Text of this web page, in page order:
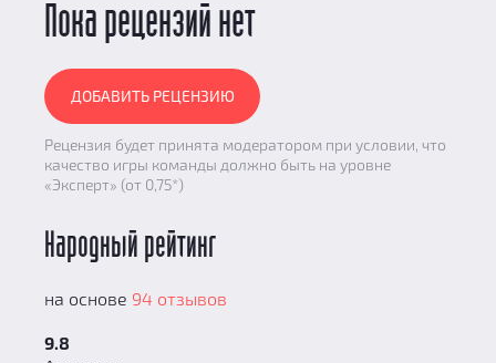
Пока рецензий нет
ДОБАВИТЬ РЕЦЕНЗИЮ
Рецензия будет принята модератором при условии, что
качество игры команды должно быть на уровне
«Эксперт» (от 0,75*)
Народный рейтинг
на основе 94 отзывов
9.8